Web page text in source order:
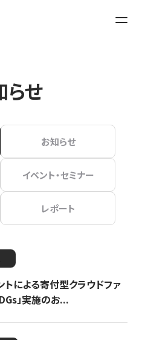
らせ
お知らせ
イベント・セミナー
レポート
による寄付型クラウドファ
」実施のお...